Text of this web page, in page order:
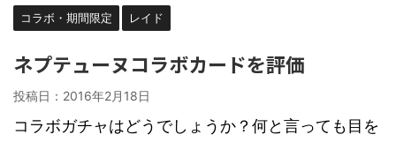
コラボ・期間限定 レイド
ネプテューヌコラボカードを評価
投稿日： 2016年2月18日
コラボガチャはどうでしょうか？何と言っても目を